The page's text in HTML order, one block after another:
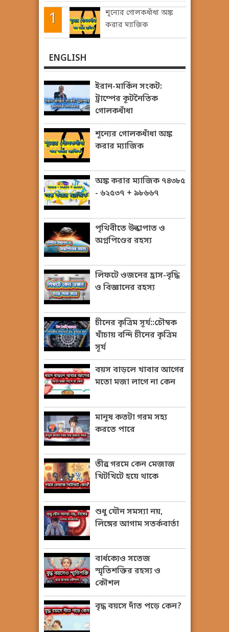
শূন্যের গোলকধাঁধা অঙ্ক
করার ম্যাজিক
ENGLISH
ইরান-মার্কিন সংকট:
ট্রাম্পের কূটনৈতিক
গোলকধাঁধা
শূন্যের গোলকধাঁধা অঙ্ক
করার ম্যাজিক
অঙ্ক করার ম্যাজিক ৭৪৩৮৫
- ৬২৫৩৭ + ৯৮৬৬৭
পৃথিবীতে উল্কাপাত ও
অগ্নপিণ্ডের রহস্য
লিফটে ওজনের হ্রাস-বৃদ্ধি
ও বিজ্ঞানের রহস্য
চীনের কৃত্রিম সূর্য::চৌম্বক
খাঁচায় বন্দি চীনের কৃত্রিম
সূর্য
বয়স বাড়লে খাবার আগের
মতো মজা লাগে না কেন
মানুষ কতটা গরম সহ্য
করতে পারে
তীব্র গরমে কেন মেজাজ
খিটখিটে হয়ে থাকে
শুধু যৌন সমস্যা নয়,
লিঙ্গের আগাম সতর্কবার্তা
বার্ধক্যেও সতেজ
স্মৃতিশক্তির রহস্য ও
কৌশল
বৃদ্ধ বয়সে দাঁত পড়ে কেন?